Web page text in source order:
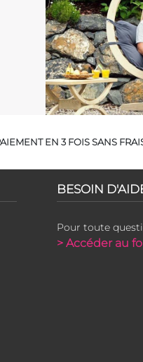
EN 3 FOIS SANS
BESOIN
Pour toute
> Accéder au